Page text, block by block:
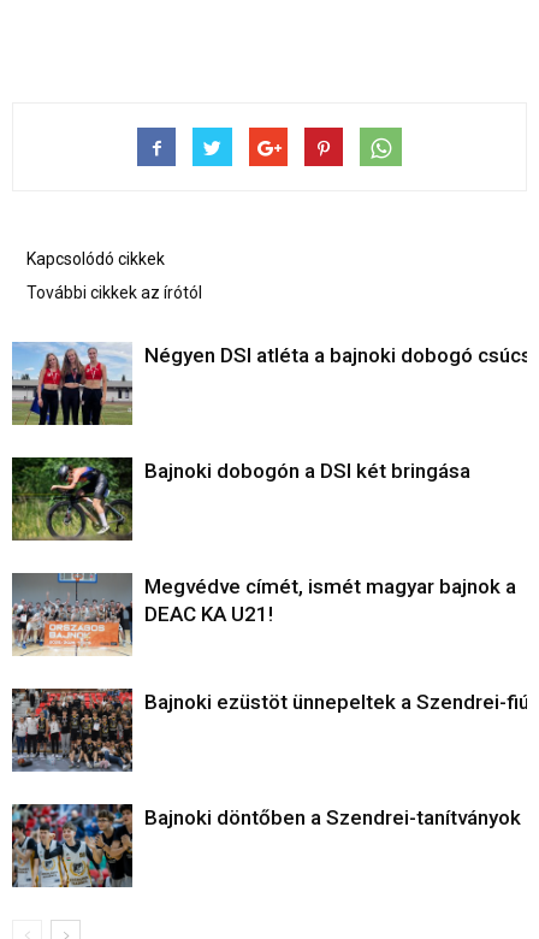
Kapcsolódó cikkek
További cikkek az írótól
Négyen DSI atléta a bajnoki dobogó
Bajnoki dobogón a DSI két bringása
Megvédve címét, ismét magyar bajnok a
DEAC KA U21!
Bajnoki ezüstöt ünnepeltek a Szendrei-fiúk
Bajnoki döntőben a Szendrei-tanítványok